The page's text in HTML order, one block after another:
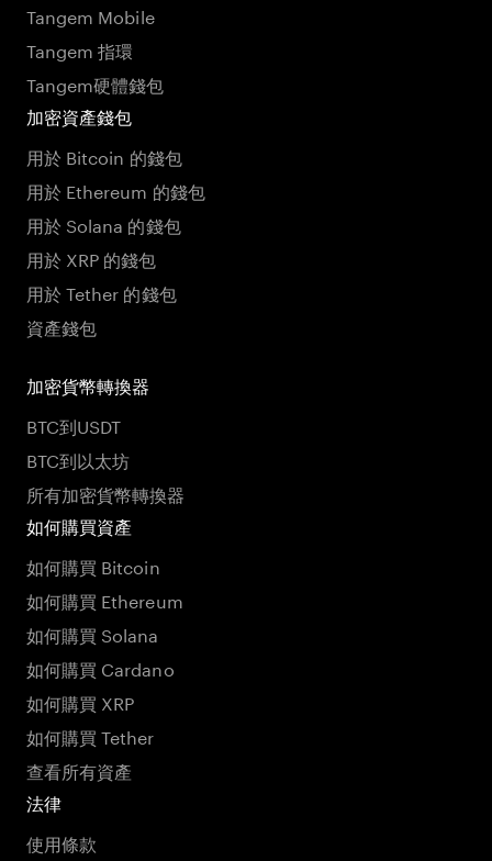
Tangem Mobile
Tangem 指環
Tangem硬體錢包
加密資產錢包
用於 Bitcoin 的錢包
用於 Ethereum 的錢包
用於 Solana 的錢包
用於 XRP 的錢包
用於 Tether 的錢包
資產錢包
加密貨幣轉換器
BTC到USDT
BTC到以太坊
所有加密貨幣轉換器
如何購買資產
如何購買 Bitcoin
如何購買 Ethereum
如何購買 Solana
如何購買 Cardano
如何購買 XRP
如何購買 Tether
查看所有資產
法律
使用條款